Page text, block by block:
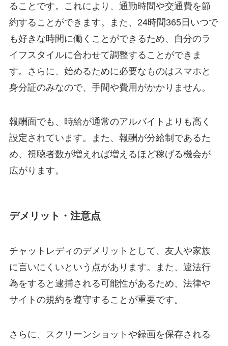
ることです。これにより、通勤時間や交通費を節
約することができます。また、24時間365日いつで
も好きな時間に働くことができるため、自分のラ
イフスタイルに合わせて調整することができま
す。さらに、始めるために必要なものはスマホと
身分証のみなので、手間や費用がかかりません。
報酬面でも、時給が通常のアルバイトよりも高く
設定されています。また、報酬が分給制であるた
め、視聴者数が増えれば増えるほど稼げる機会が
広がります。
デメリット・注意点
チャットレディのデメリットとして、友人や家族
に言いにくいという点があります。また、違法行
為をすると逮捕される可能性があるため、法律や
サイトの規約を遵守することが重要です。
さらに、スクリーンショットや録画を保存される